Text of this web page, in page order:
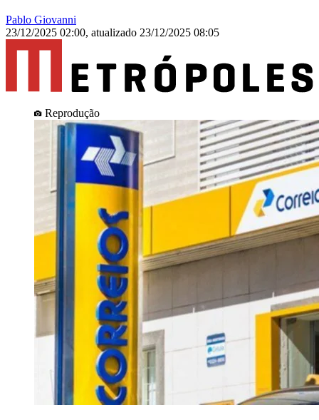
Pablo Giovanni
23/12/2025 02:00, atualizado 23/12/2025 08:05
Reprodução